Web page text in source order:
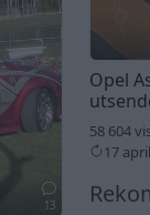
13
Opel
58 604
17